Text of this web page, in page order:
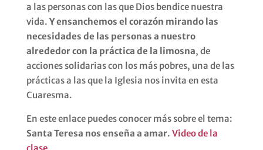
a las personas con las que Dios bendice nuestra
vida. Y ensanchemos el corazón mirando las
necesidades de las personas a nuestro
alrededor con la práctica de la limosna, de
acciones solidarias con los más pobres, una de las
prácticas a las que la Iglesia nos invita en esta
Cuaresma.
En este enlace puedes conocer más sobre el tema:
Santa Teresa nos enseña a amar. Video de la
clase